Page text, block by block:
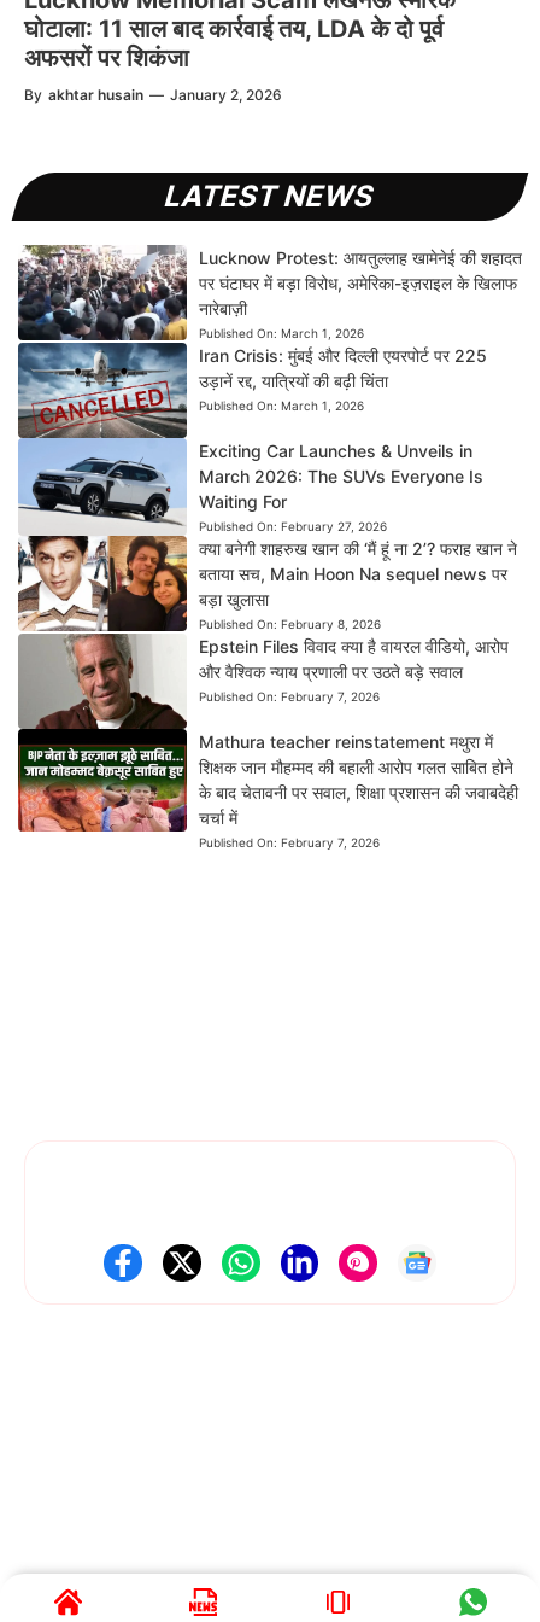
घोटाला: 11 साल बाद कार्रवाई तय, LDA के दो पूर्व
अफसरों पर शिकंजा
By akhtar husain — January 2, 2026
LATEST NEWS
Lucknow Protest: आयतुल्लाह खामेनेई की शहादत
पर घंटाघर में बड़ा विरोध, अमेरिका-इज़राइल के खिलाफ
नारेबाज़ी
Published On: March 1, 2026
Iran Crisis: मुंबई और दिल्ली एयरपोर्ट पर 225
उड़ानें रद्द, यात्रियों की बढ़ी चिंता
Published On: March 1, 2026
Exciting Car Launches & Unveils in
March 2026: The SUVs Everyone Is
Waiting For
Published On: February 27, 2026
क्या बनेगी शाहरुख खान की ‘मैं हूं ना 2’? फराह खान ने
बताया सच, Main Hoon Na sequel news पर
बड़ा खुलासा
Published On: February 8, 2026
Epstein Files विवाद क्या है वायरल वीडियो, आरोप
और वैश्विक न्याय प्रणाली पर उठते बड़े सवाल
Published On: February 7, 2026
Mathura teacher reinstatement मथुरा में
शिक्षक जान मौहम्मद की बहाली आरोप गलत साबित होने
के बाद चेतावनी पर सवाल, शिक्षा प्रशासन की जवाबदेही
चर्चा में
Published On: February 7, 2026
© 2025 News Dil Se Bharat • All rights reserved